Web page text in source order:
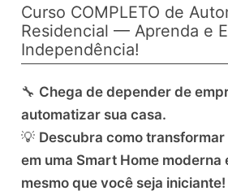
Curso COMPLETO de
Residencial — Aprenda e
Independência!
🔧 Chega de depender de
automatizar sua casa.
💡 Descubra como
em uma Smart Home moderna
mesmo que você seja iniciante!